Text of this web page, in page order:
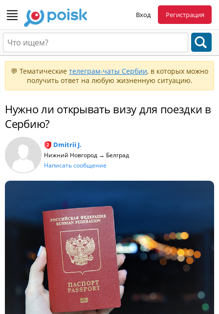
Вход Регистрация
💬 Тематические телеграм-чаты Сербии, в которых можно
получить ответ на любую жизненную ситуацию.
Нужно ли открывать визу для поездки в
Сербию?
Dmitrii J.
Нижний Новгород → Белград
Написать сообщение